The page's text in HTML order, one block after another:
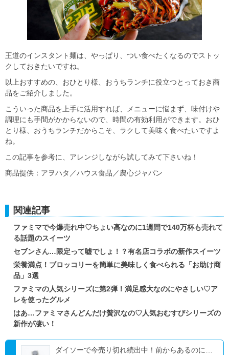
王道のインスタント麺は、やっぱり、つい食べたくなるのでストッ
クしておきたいですね。
以上おすすめの、おひとり様、おうちランチに役立つとっておき商
品をご紹介しました。
こういった商品を上手に活用すれば、メニューに悩まず、味付けや
調理にも手間がかからないので、時間の有効利用ができます。おひ
とり様、おうちランチだからこそ、ラクして美味く食べたいですよ
ね。
この記事を参考に、アレンジしながら試してみて下さいね！
商品提供：アヲハタ／ハウス食品／農心ジャパン
関連記事
ファミマで今爆売れ中♡ちょい高なのに1週間で140万杯も売れて
る話題のスイーツ
セブンさん…限定って嘘でしょ！？有名店コラボの新作スイーツ
栄養満点！ブロッコリーを簡単に美味しく食べられる「お助け商
品」3選
ファミマの人気シリーズに第2弾！満足感大なのにやさしい♡ア
レを使ったグルメ
はあ…ファミマさんどんだけ贅沢なの♡人気おむすびシリーズの
新作が凄い！
ダイソーで今売り切れ続出中！前からあるのに…